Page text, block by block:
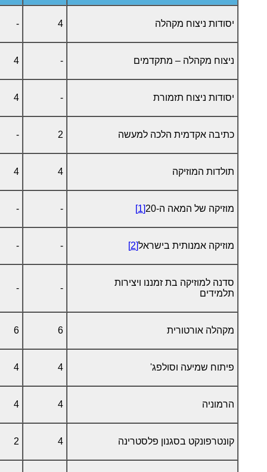
יסודות ניצוח מקהלה 4
-
ניצוח מקהלה – מתקדמים -
4
יסודות ניצוח תזמורת -
4
כתיבה אקדמית הלכה למעשה 2
-
תולדות המוזיקה 4
4
מוזיקה של המאה ה-20 [1]
-
-
מוזיקה אמנותית בישראל[2]
-
-
סדנה למוזיקה בת זמננו ויצירות
תלמידים
-
-
מקהלה אורטורית 6
6
פיתוח שמיעה וסולפג' 4
4
הרמוניה 4
4
קונטרפונקט בסגנון פלסטרינה 4
2